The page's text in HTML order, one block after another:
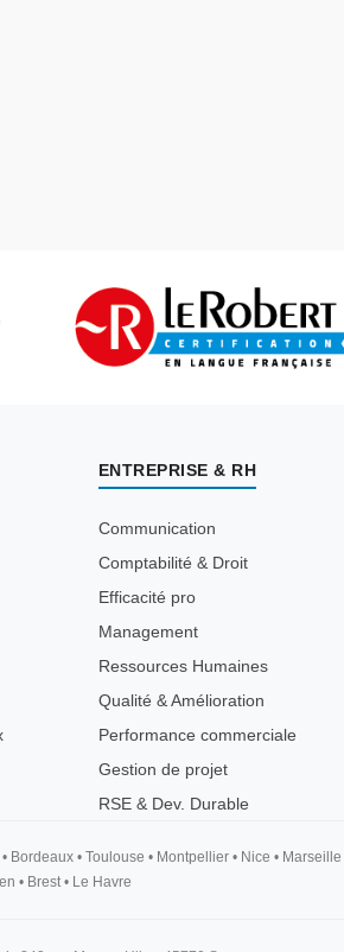
ENTREPRISE & RH
Communication
Comptabilité & Droit
Efficacité pro
Management
Ressources Humaines
Qualité & Amélioration
Performance commerciale
Gestion de projet
RSE & Dev. Durable
•Bordeaux •Toulouse •Montpellier •Nice •Marseille
•Brest•Le Havre